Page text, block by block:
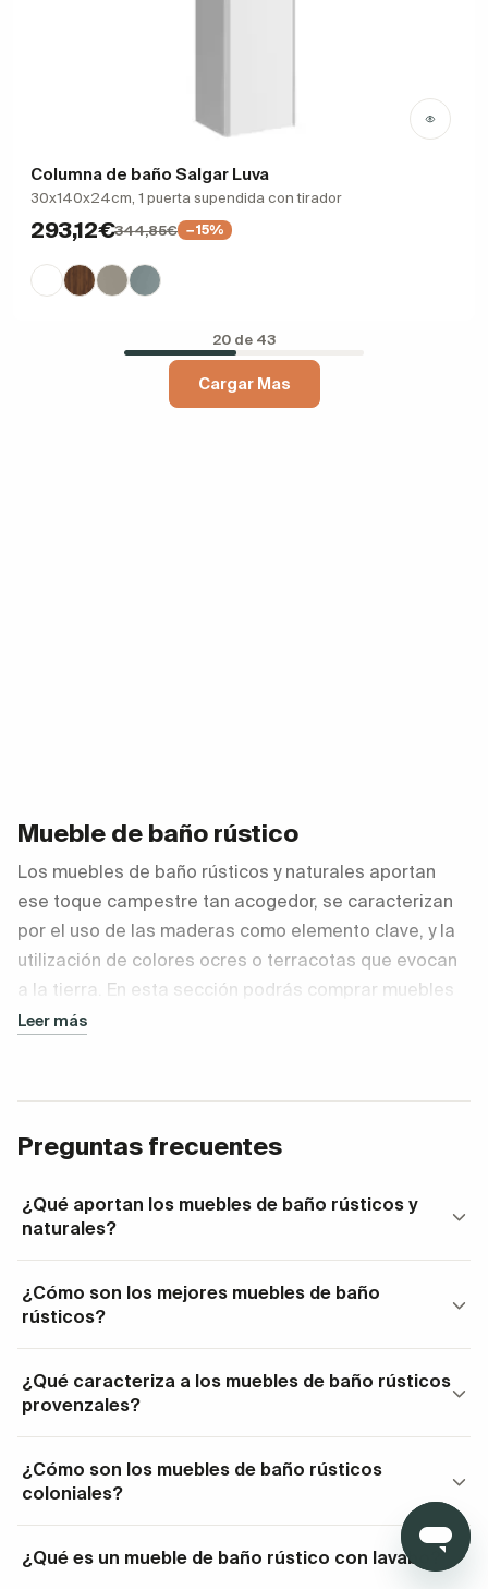
Columna de baño Salgar Luva
30x140x24cm, 1 puerta supendida con tirador
293,12€344,85€ −15%
20 de 43
Cargar Mas
Mueble de baño rústico
Los muebles de baño rústicos y naturales aportan
ese toque campestre tan acogedor, se caracterizan
por el uso de las maderas como elemento clave, y la
utilización de colores ocres o terracotas que evocan
a la tierra. En esta sección podrás comprar muebles
de baño rústicos naturales muy coquetos y nada
Los mejores muebles de baño
Los muebles de baño rústicosregalan
naturalidad
genuinos. Fabricados en madera, más o menos
maciza, convierten los interiores en lugares frescos y
acogedores. Combina tu mueble de baño rústico con
otros materiales como piedra, cerámica, fibras, flores
o plantas.¡Verás cómo consigues el efecto
campestre!
Muebles rústicos de baño de estilo
provenzal
Puede que tengas preferencia por los muebles de
baño rústicos
provenzales o de estilo colonial.
Leer más
Preguntas frecuentes
¿Qué aportan los muebles de baño rústicos y
naturales?
¿Cómo son los mejores muebles de baño
rústicos?
¿Qué caracteriza a los muebles de baño rústicos
provenzales?
¿Cómo son los muebles de baño rústicos
coloniales?
¿Qué es un mueble de baño rústico con lavabo?